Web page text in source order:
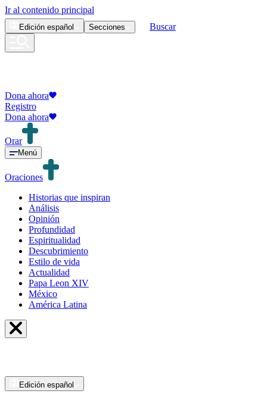
Ir al contenido principal
Edición español Secciones Buscar
Dona ahora
Registro
Dona ahora
Orar
Menú
Oraciones
Historias que inspiran
Análisis
Opinión
Profundidad
Espiritualidad
Descubrimiento
Estilo de vida
Actualidad
Papa Leon XIV
México
América Latina
Edición español